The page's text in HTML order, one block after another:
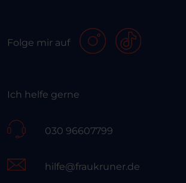
Folge mir auf
Ich helfe gerne
030 96607799
hilfe@fraukruner.de